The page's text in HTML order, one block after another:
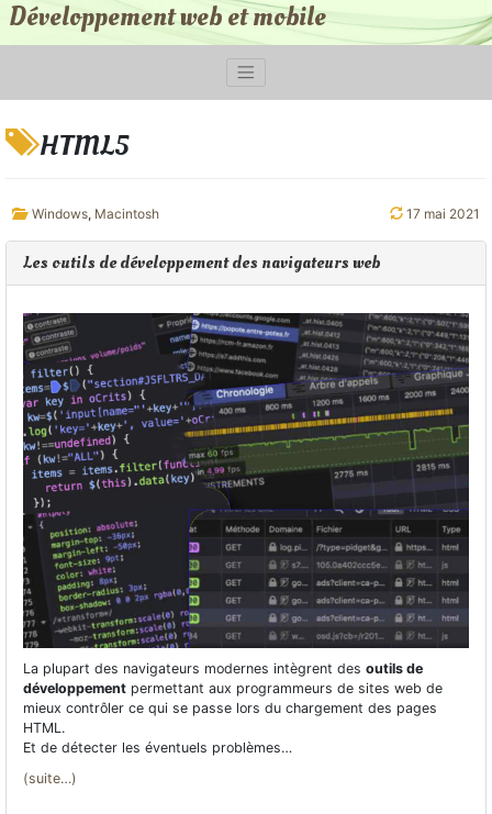
Développement web et mobile
HTML5
Windows, Macintosh 17 mai 2021
Les outils de développement des navigateurs web
La plupart des navigateurs modernes intègrent des outils de
développement permettant aux programmeurs de sites web de
mieux contrôler ce qui se passe lors du chargement des pages
HTML.
Et de détecter les éventuels problèmes…
(suite…)